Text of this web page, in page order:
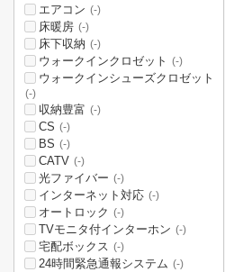
エアコン (-)
床暖房 (-)
床下収納 (-)
ウォークインクロゼット (-)
ウォークインシューズクロゼット
(-)
収納豊富 (-)
CS (-)
BS (-)
CATV (-)
光ファイバー (-)
インターネット対応 (-)
オートロック (-)
TVモニタ付インターホン (-)
宅配ボックス (-)
24時間緊急通報システム (-)